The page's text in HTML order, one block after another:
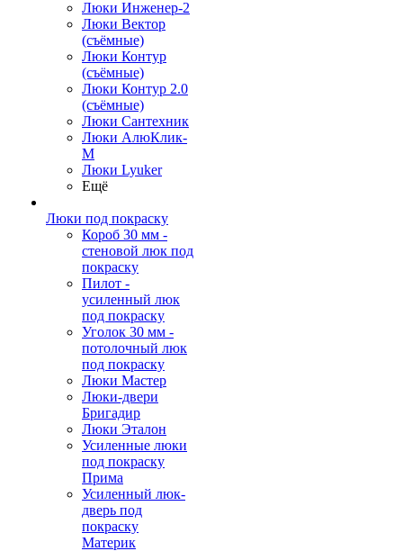
Люки Инженер-2
Люки Вектор
(съёмные)
Люки Контур
(съёмные)
Люки Контур 2.0
(съёмные)
Люки Сантехник
Люки АлюКлик-
М
Люки Lyuker
Ещё
Люки под покраску
Короб 30 мм -
стеновой люк под
покраску
Пилот -
усиленный люк
под покраску
Уголок 30 мм -
потолочный люк
под покраску
Люки Мастер
Люки-двери
Бригадир
Люки Эталон
Усиленные люки
под покраску
Прима
Усиленный люк-
дверь под
покраску
Материк